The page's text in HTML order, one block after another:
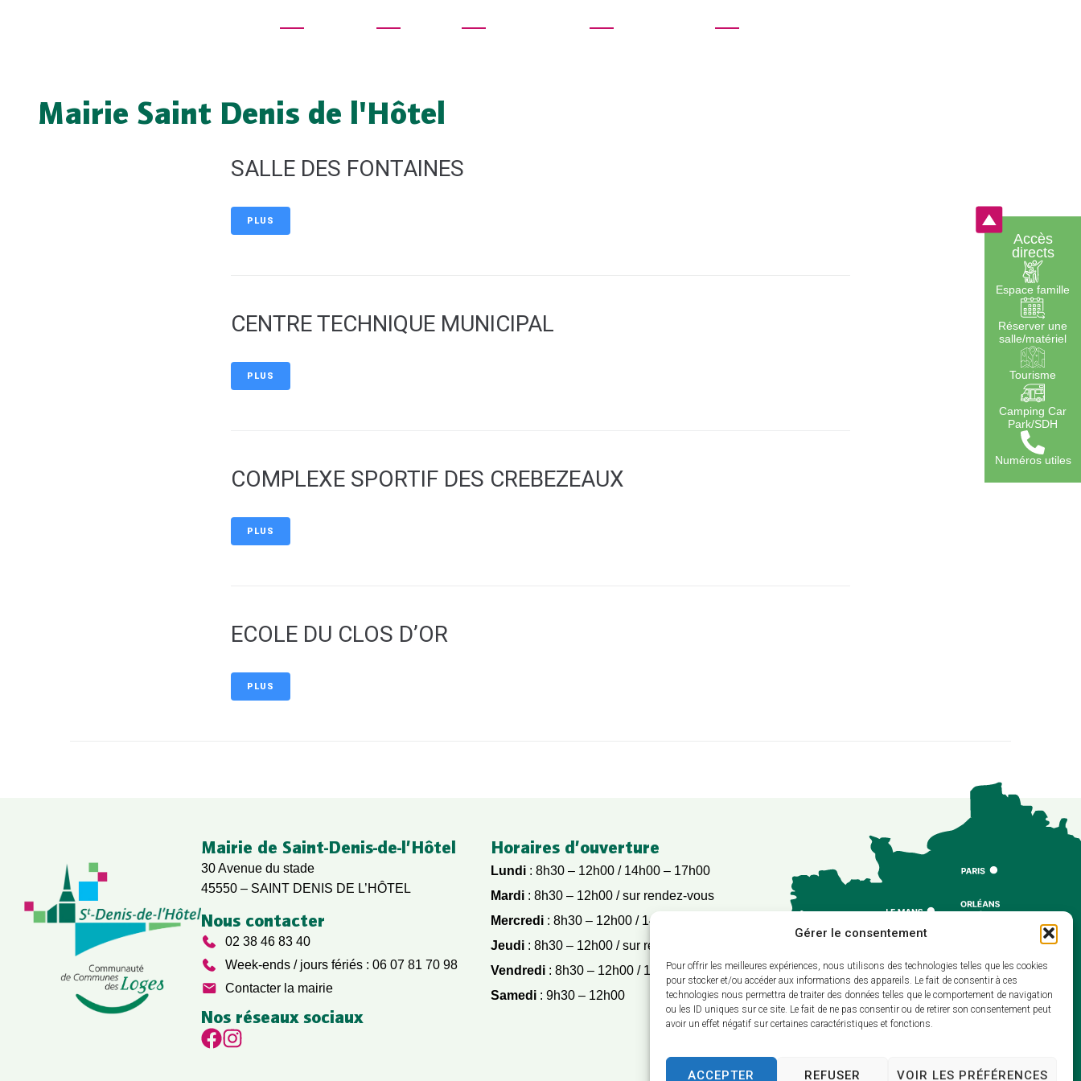
Gérer le consentement
Pour offrir les meilleures expériences, nous utilisons des technologies telles que les cookies
pour stocker et/ou accéder aux informations des appareils. Le fait de consentir à ces
technologies nous permettra de traiter des données telles que le comportement de navigation
ou les ID uniques sur ce site. Le fait de ne pas consentir ou de retirer son consentement peut
avoir un effet négatif sur certaines caractéristiques et fonctions.
ACCEPTER REFUSER VOIR LES PRÉFÉRENCES
Mairie Saint Denis de l'Hôtel
Accès
directs
Espace famille
Réserver une
salle/matériel
Tourisme
Camping Car
Park/SDH
Numéros utiles
SALLE DES FONTAINES
PLUS
CENTRE TECHNIQUE MUNICIPAL
PLUS
COMPLEXE SPORTIF DES CREBEZEAUX
PLUS
ECOLE DU CLOS D’OR
PLUS
Mairie de Saint-Denis-de-l’Hôtel
30 Avenue du stade
45550 – SAINT DENIS DE L’HÔTEL
Nous contacter
02 38 46 83 40
Week-ends / jours fériés : 06 07 81 70 98
Contacter la mairie
Nos réseaux sociaux
Horaires d’ouverture
Lundi: 8h30 – 12h00 / 14h00 – 17h00
Mardi: 8h30 – 12h00 / sur rendez-vous
Mercredi: 8h30 – 12h00 / 14h00 – 17h00
Jeudi: 8h30 – 12h00 / sur rendez-vous
Vendredi: 8h30 – 12h00 / 14h00 – 15h30
Samedi: 9h30 – 12h00